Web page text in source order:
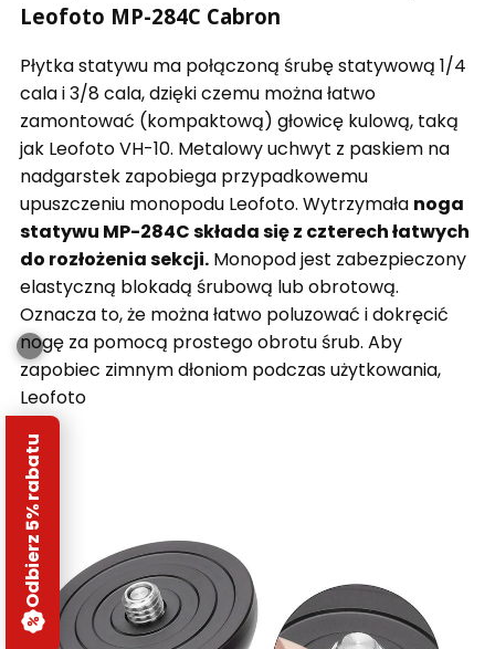
Leofoto MP-284C Cabron
Płytka statywu ma połączoną śrubę statywową 1/4
cala i 3/8 cala, dzięki czemu można łatwo
zamontować (kompaktową) głowicę kulową, taką
jak Leofoto VH-10. Metalowy uchwyt z paskiem na
nadgarstek zapobiega przypadkowemu
upuszczeniu monopodu Leofoto. Wytrzymała noga
statywu MP-284C składa się z czterech łatwych
do rozłożenia sekcji. Monopod jest zabezpieczony
elastyczną blokadą śrubową lub obrotową.
Oznacza to, że można łatwo poluzować i dokręcić
nogę za pomocą prostego obrotu śrub. Aby
zapobiec zimnym dłoniom podczas użytkowania,
Leofoto
Odbierz 5% rabatu